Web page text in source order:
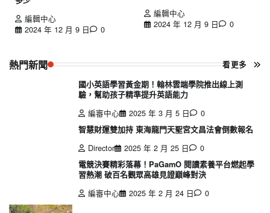
編輯中心
2024 年 12 月 9 日
0
編輯中心
2024 年 12 月 9 日
0
熱門新聞 看更多
國小英語學習黃金期！翰林雲端學院推出線上測
驗，幫助孩子精準提升英語能力
編審中心
2025 年 3 月 5 日
0
智慧財運雙加持 東海龍門天聖宮文昌法會倒數報名
Director
2025 年 2 月 25 日
0
電競決賽精彩落幕！PaGamO 閱讀素養平台燃起學
習熱潮 破百名觀眾高雄見證巔峰對決
編審中心
2025 年 2 月 24 日 0